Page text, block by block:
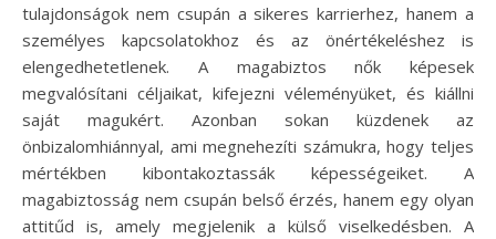
tulajdonságok nem csupán a sikeres karrierhez, hanem a
személyes kapcsolatokhoz és az önértékeléshez is
elengedhetetlenek. A magabiztos nők képesek
megvalósítani céljaikat, kifejezni véleményüket, és kiállni
saját magukért. Azonban sokan küzdenek az
önbizalomhiánnyal, ami megnehezíti számukra, hogy teljes
mértékben kibontakoztassák képességeiket. A
magabiztosság nem csupán belső érzés, hanem egy olyan
attitűd is, amely megjelenik a külső viselkedésben. A